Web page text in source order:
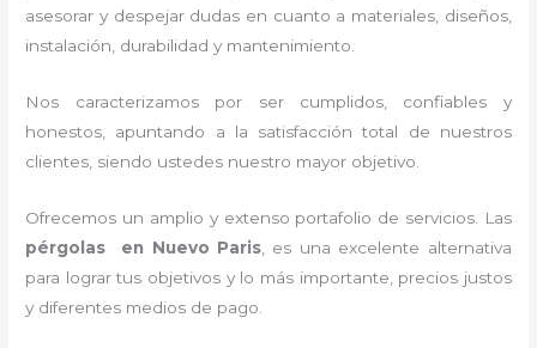
asesorar y despejar dudas en cuanto a materiales, diseños,
instalación, durabilidad y mantenimiento.
Nos caracterizamos por ser cumplidos, confiables y
honestos, apuntando a la satisfacción total de nuestros
clientes, siendo ustedes nuestro mayor objetivo.
Ofrecemos un amplio y extenso portafolio de servicios. Las
pérgolas en Nuevo Paris , es una excelente alternativa
para lograr tus objetivos y lo más importante, precios justos
y diferentes medios de pago.